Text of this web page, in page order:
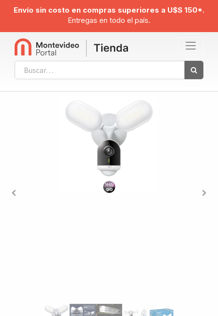
Envío sin costo en compras superiores a U$S 150*.
Entregas en todo el país.